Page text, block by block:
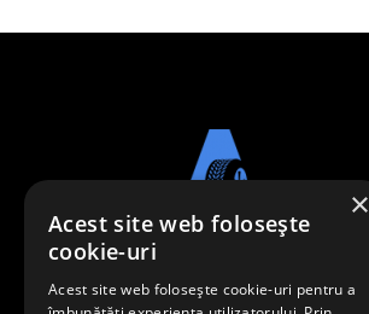
×
Acest site web folosește
cookie-uri
Acest site web folosește cookie-uri pentru a